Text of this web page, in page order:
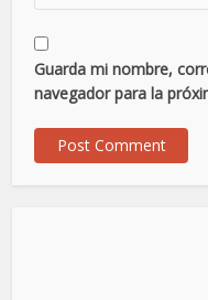
Guarda mi nombre,
navegador para la